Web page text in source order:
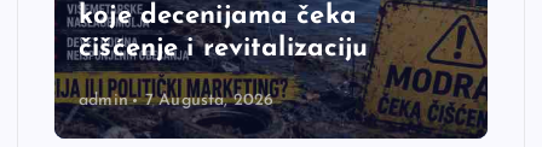
koje decenijama čeka
čišćenje i revitalizaciju
admin 7 Augusta, 2026